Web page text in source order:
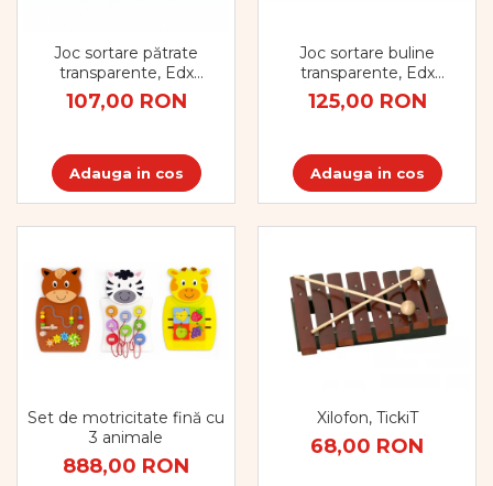
Joc sortare pătrate
transparente, Edx
Education, set de 300
bucăți
107,00 RON
Adauga in cos
Joc sortare buline
transparente, Edx
Education, set de 500
bucăți, multicolor
125,00 RON
Adauga in cos
Set de motricitate fină cu
3 animale
888,00 RON
Xilofon, TickiT
68,00 RON